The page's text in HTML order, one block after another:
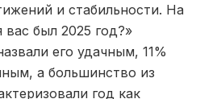
и стабильности. На
был 2025 год?»
его удачным, 11%
а большинство из
год как